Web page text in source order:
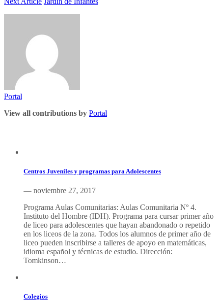
Portal
View all contributions by Portal
Centros Juveniles y programas para Adolescentes
— noviembre 27, 2017
Programa Aulas Comunitarias: Aulas Comunitaria Nº 4.
Instituto del Hombre (IDH). Programa para cursar primer año
de liceo para adolescentes que hayan abandonado o repetido
en los liceos de la zona. Todos los alumnos de primer año de
liceo pueden inscribirse a talleres de apoyo en matemáticas,
idioma español y técnicas de estudio. Dirección:
Tomkinson…
Colegios